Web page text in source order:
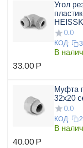
Угол
0.0
КОД:
В
33.00 Р
Муфта
32х20
0.0
КОД:
В
40.00 Р